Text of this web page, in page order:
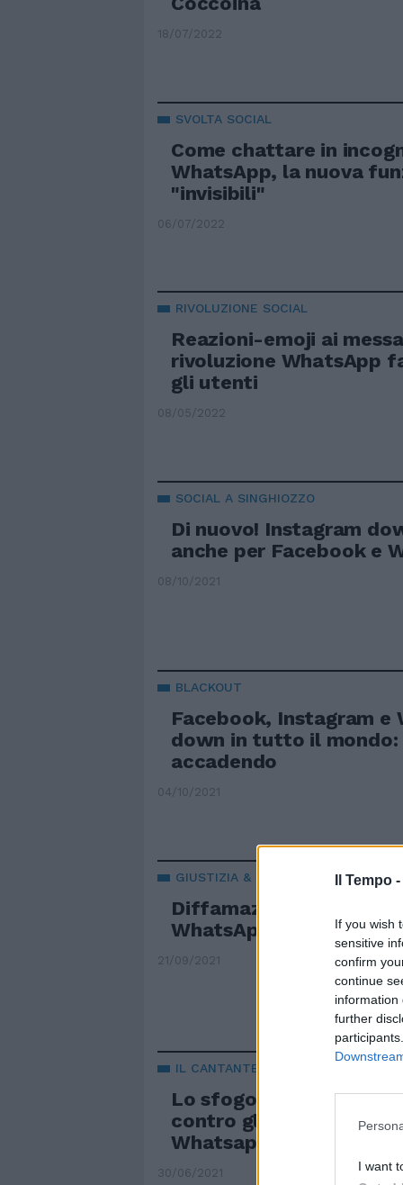
Il Tempo -
If you wish
sensitive
confirm
continue
information
further
I want
18/07/2022
SVOLTA SOCIAL
Come chattare in
WhatsApp, la nuova
"invisibili"
06/07/2022
RIVOLUZIONE SOCIAL
Reazioni-emoji ai
rivoluzione WhatsApp
gli utenti
08/05/2022
SOCIAL A SINGHIOZZO
Di nuovo! Instagram
anche per Facebook e
08/10/2021
BLACKOUT
Facebook, Instagram e
down in tutto il mondo:
accadendo
04/10/2021
GIUSTIZIA & SOCIAL
Diffamazione,
WhatsApp
21/09/2021
IL CANTANTE FA POLEMICA
Lo sfogo di Tommaso
contro gli audio
Whatsapp
30/06/2021